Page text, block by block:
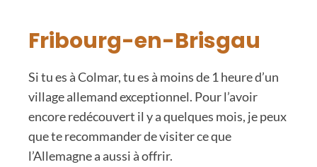
Fribourg-en-Brisgau
Si tu es à Colmar, tu es à moins de 1 heure d’un
village allemand exceptionnel. Pour l’avoir
encore redécouvert il y a quelques mois, je peux
que te recommander de visiter ce que
l’Allemagne a aussi à offrir.